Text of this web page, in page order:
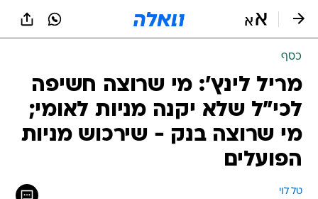
כסף
מריל לינץ': מי שרוצה חשיפה
לכי"ל שלא יקנה מניות לאומי;
מי שרוצה בנק - שירכוש מניות
הפועלים
טל לוי